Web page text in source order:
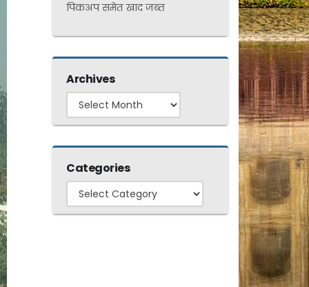
पिकअप समेत खाद जब्त
Archives
Archives
Categories
Categories